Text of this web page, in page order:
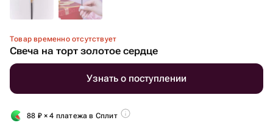
Товар временно отсутствует
Свеча на торт золотое сердце
Узнать о поступлении
88 ₽× 4 платежа в Сплит